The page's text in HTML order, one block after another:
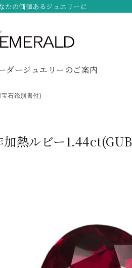
ダージュエリーのご案内
たの価値あるジュエリーに
石鑑別書付)
加熱ルビー